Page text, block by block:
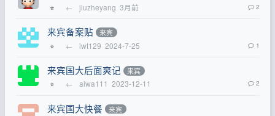
⭐ ← jiuzheyang 3月前 2
来宾备案贴 来宾
⭐ ← lwt129 2024-7-25 1
来宾国大后面爽记 来宾
⭐ ← aiwa111 2023-12-11 2
来宾国大快餐 来宾